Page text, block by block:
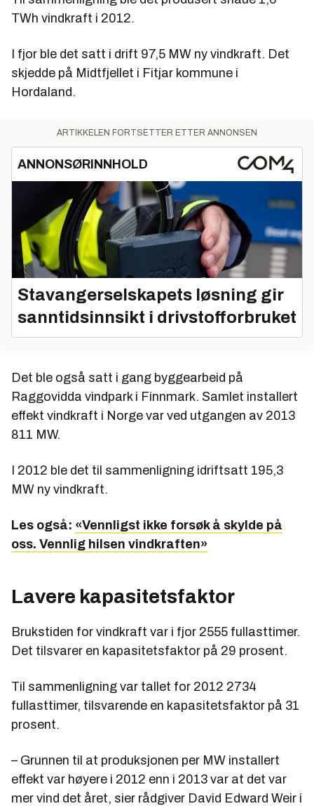
TWh vindkraft i 2012.
I fjor ble det satt i drift 97,5 MW ny vindkraft. Det
skjedde på Midtfjellet i Fitjar kommune i
Hordaland.
ARTIKKELEN FORTSETTER ETTER ANNONSEN
ANNONSØRINNHOLD
Stavangerselskapets løsning gir
sanntidsinnsikt i drivstofforbruket
Det ble også satt i gang byggearbeid på
Raggovidda vindpark i Finnmark. Samlet installert
effekt vindkraft i Norge var ved utgangen av 2013
811 MW.
I 2012 ble det til sammenligning idriftsatt 195,3
MW ny vindkraft.
Les også: «Vennligst ikke forsøk å skylde på
oss. Vennlig hilsen vindkraften»
Lavere kapasitetsfaktor
Brukstiden for vindkraft var i fjor 2555 fullasttimer.
Det tilsvarer en kapasitetsfaktor på 29 prosent.
Til sammenligning var tallet for 2012 2734
fullasttimer, tilsvarende en kapasitetsfaktor på 31
prosent.
– Grunnen til at produksjonen per MW installert
effekt var høyere i 2012 enn i 2013 var at det var
mer vind det året, sier rådgiver David Edward Weir i